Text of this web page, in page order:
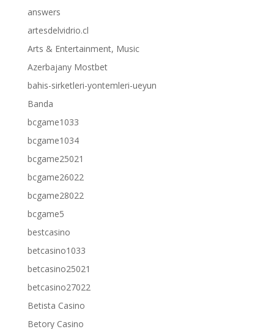
answers
artesdelvidrio.cl
Arts & Entertainment, Music
Azerbajany Mostbet
bahis-sirketleri-yontemleri-ueyun
Banda
bcgame1033
bcgame1034
bcgame25021
bcgame26022
bcgame28022
bcgame5
bestcasino
betcasino1033
betcasino25021
betcasino27022
Betista Casino
Betory Casino